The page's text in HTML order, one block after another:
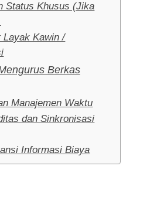
Status Khusus (Jika
Layak Kawin /
Berkas
Manajemen Waktu
dan Sinkronisasi
Informasi Biaya